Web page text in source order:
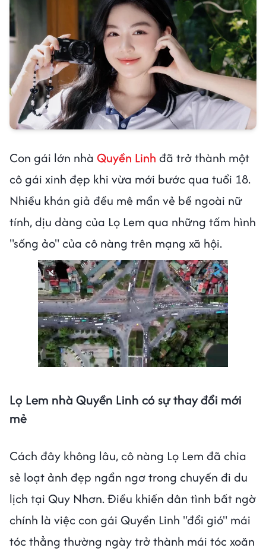
Con gái lớn nhà Quyền Linh đã trở thành một
cô gái xinh đẹp khi vừa mới bước qua tuổi 18.
Nhiều khán giả đều mê mẩn vẻ bề ngoài nữ
tính, dịu dàng của Lọ Lem qua những tấm hình
"sống ảo" của cô nàng trên mạng xã hội.
Lọ Lem nhà Quyền Linh có sự thay đổi mới
mẻ
Cách đây không lâu, cô nàng Lọ Lem đã chia
sẻ loạt ảnh đẹp ngẩn ngơ trong chuyến đi du
lịch tại Quy Nhơn. Điều khiến dân tình bất ngờ
chính là việc con gái Quyền Linh "đổi gió" mái
tóc thẳng thường ngày trở thành mái tóc xoăn